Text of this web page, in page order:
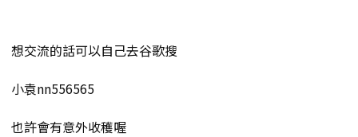
想交流的話可以自己去谷歌搜
小袁nn556565
也許會有意外收穫喔